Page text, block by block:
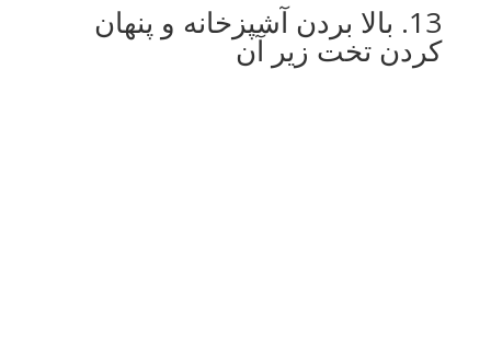
13. بالا بردن آشپزخانه و پنهان
کردن تخت زیر آن